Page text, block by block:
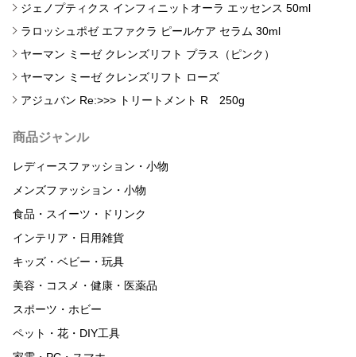
ジェノプティクス インフィニットオーラ エッセンス 50ml
ラロッシュポゼ エファクラ ピールケア セラム 30ml
ヤーマン ミーゼ クレンズリフト プラス（ピンク）
ヤーマン ミーゼ クレンズリフト ローズ
アジュバン Re:>>> トリートメント R 250g
商品ジャンル
レディースファッション・小物
メンズファッション・小物
食品・スイーツ・ドリンク
インテリア・日用雑貨
キッズ・ベビー・玩具
美容・コスメ・健康・医薬品
スポーツ・ホビー
ペット・花・DIY工具